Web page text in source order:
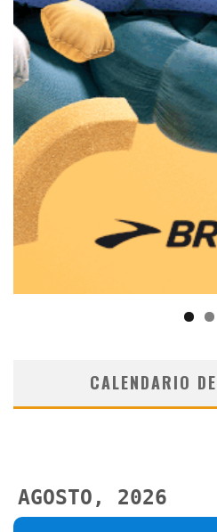
CALENDARIO
AGOSTO, 2026